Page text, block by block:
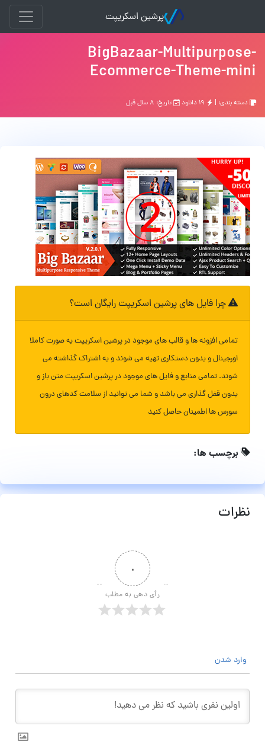
پرشین اسکریپت
BigBazaar-Multipurpose-
Ecommerce-Theme-mini
دسته بندی: | تاریخ: ۸ سال قبل
چرا فایل های پرشین اسکریپت رایگان است؟
تمامی افزونه ها و قالب های موجود در پرشین اسکریپت به صورت کاملا
اورجینال و بدون دستکاری تهیه می شوند و به اشتراک گذاشته می
شوند. تمامی منابع و فایل های موجود در پرشین اسکریپت متن باز و
بدون قفل گذاری می باشد و شما می توانید از سلامت کدهای درون
سورس ها اطمینان حاصل کنید
برچسب ها:
نظرات
۰
رأی دهی به مطلب
وارد شدن